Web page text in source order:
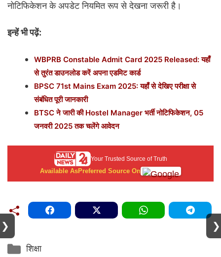
नोटिफिकेशन के अपडेट नियमित रूप से देखना जरूरी है।
इन्हें भी पढ़ें:
WBPRB Constable Admit Card 2025 Released: यहाँ
से तुरंत डाउनलोड करें अपना एडमिट कार्ड
BPSC 71st Mains Exam 2025: यहाँ से देखिए परीक्षा से
संबंधित पूरी जानकारी
BTSC ने जारी की Hostel Manager भर्ती नोटिफिकेशन, 05
जनवरी 2025 तक चलेंगे आवेदन
Your Trusted Source of Truth
Available AsPreferred Source On
Categories
शिक्षा
❯ ❯